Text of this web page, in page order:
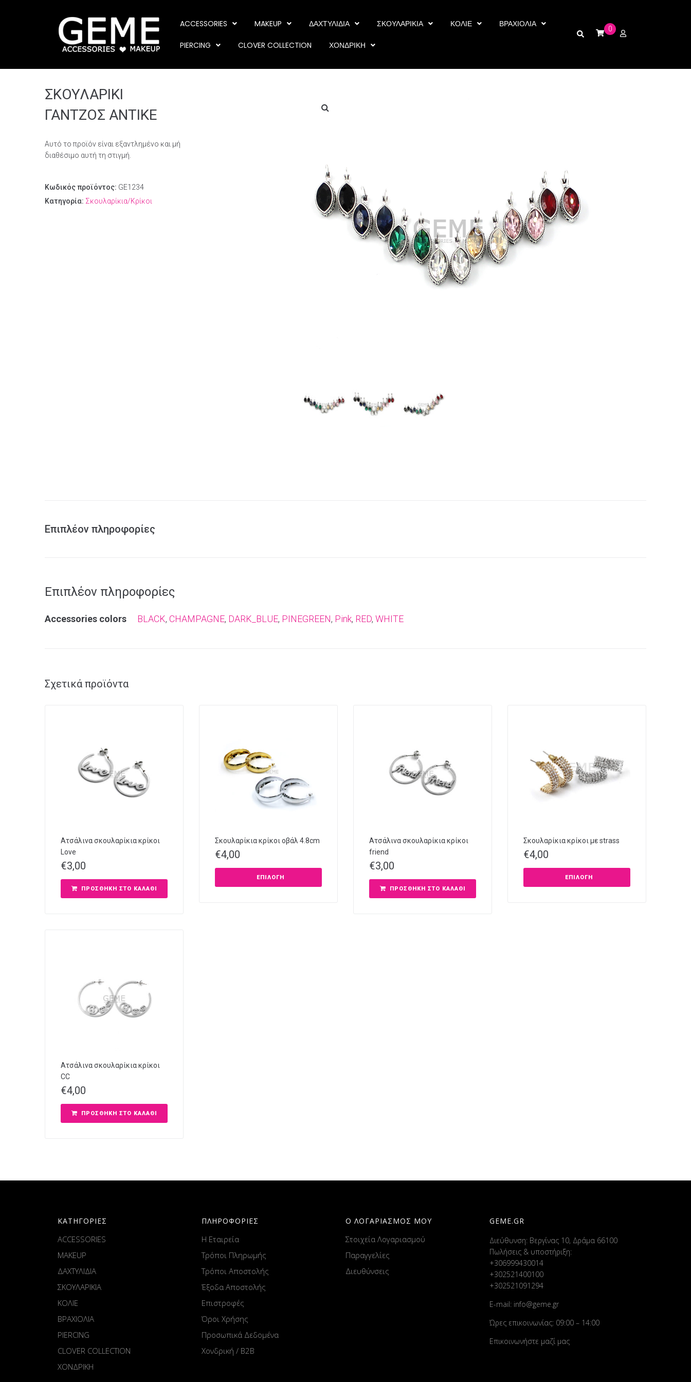
ACCESSORIES MAKEUP ΔΑΧΤΥΛΙΔΙΑ ΣΚΟΥΛΑΡΙΚΙΑ ΚΟΛΙΕ ΒΡΑΧΙΟΛΙΑ
PIERCING CLOVER COLLECTION ΧΟΝΔΡΙΚΗ
0
ΣΚΟΥΛΑΡΙΚΙ
ΓΑΝΤΖΟΣ ΑΝΤΙΚΕ
Αυτό το προϊόν είναι εξαντλημένο και μή
διαθέσιμο αυτή τη στιγμή.
Κωδικός προϊόντος: GE1234
Κατηγορία: Σκουλαρίκια/Κρίκοι
Επιπλέον πληροφορίες
Επιπλέον πληροφορίες
Αccessories colors BLACK, CHAMPAGNE, DARK_BLUE, PINEGREEN, Pink, RED, WHITE
Σχετικά προϊόντα
Ατσάλινα σκουλαρίκια κρίκοι
Love
€3,00
ΠΡΟΣΘΉΚΗ ΣΤΟ ΚΑΛΆΘΙ
Σκουλαρίκια κρίκοι οβάλ 4.8cm
€4,00
ΕΠΙΛΟΓΉ
Ατσάλινα σκουλαρίκια κρίκοι
friend
€3,00
ΠΡΟΣΘΉΚΗ ΣΤΟ ΚΑΛΆΘΙ
Σκουλαρίκια κρίκοι με strass
€4,00
ΕΠΙΛΟΓΉ
Ατσάλινα σκουλαρίκια κρίκοι
CC
€4,00
ΠΡΟΣΘΉΚΗ ΣΤΟ ΚΑΛΆΘΙ
ΚΑΤΗΓΟΡΙΕΣ
ACCESSORIES
MAKEUP
ΔΑΧΤΥΛΙΔΙΑ
ΣΚΟΥΛΑΡΙΚΙΑ
ΚΟΛΙΕ
ΒΡΑΧΙΟΛΙΑ
PIERCING
CLOVER COLLECTION
ΧΟΝΔΡΙΚΗ
ΠΛΗΡΟΦΟΡΙΕΣ
Η Εταιρεία
Τρόποι Πληρωμής
Τρόποι Αποστολής
Έξοδα Αποστολής
Επιστροφές
Όροι Χρήσης
Προσωπικά Δεδομένα
Χονδρική / B2B
Ο ΛΟΓΑΡΙΑΣΜΟΣ ΜΟΥ
Στοιχεία Λογαριασμού
Παραγγελίες
Διευθύνσεις
GEME.GR
Διεύθυνση: Βεργίνας 10, Δράμα 66100
Πωλήσεις & υποστήριξη:
+306999430014
+302521400100
+302521091294
E-mail: info@geme.gr
Ώρες επικοινωνίας: 09:00 – 14:00
Επικοινωνήστε μαζί μας